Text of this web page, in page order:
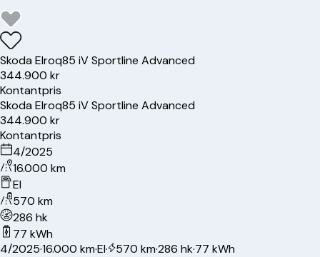
SkodaElroq85 iV Sportline Advanced
344.900 kr
Kontantpris
SkodaElroq85 iV Sportline Advanced
344.900 kr
Kontantpris
4/2025
16.000 km
El
570 km
286 hk
77 kWh
4/2025·16.000 km·El· 570 km·286 hk·77 kWh